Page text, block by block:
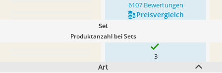
6107 Bewertungen
Preis­vergleich
Set
Produktanzahl bei Sets
3
Art